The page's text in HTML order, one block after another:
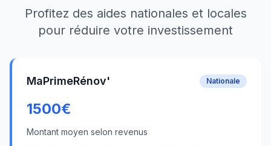
Profitez des aides nationales et locales
pour réduire votre investissement
MaPrimeRénov' Nationale
1500€
Montant moyen selon revenus